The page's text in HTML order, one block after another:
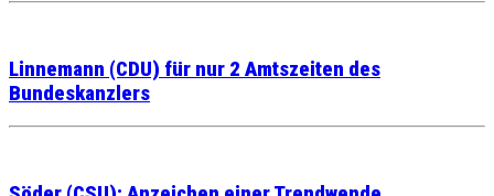
Linnemann (CDU) für nur 2 Amtszeiten des
Bundeskanzlers